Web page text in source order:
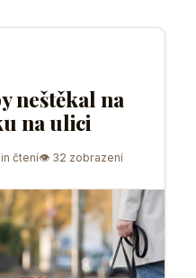
neštěkal na
na ulici
čtení👁 32 zobrazení